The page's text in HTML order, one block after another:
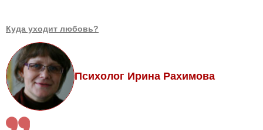
Куда уходит любовь?
Психолог Ирина Рахимова